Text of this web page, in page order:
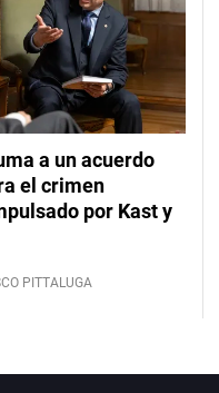
a un acuerdo
el crimen
por Kast y
PITTALUGA